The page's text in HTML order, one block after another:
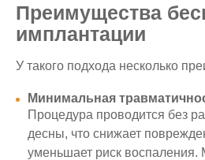
Преимущества
имплантации
У такого подхода несколько
Минимальная
Процедура проводится без
десны, что снижает
уменьшает риск